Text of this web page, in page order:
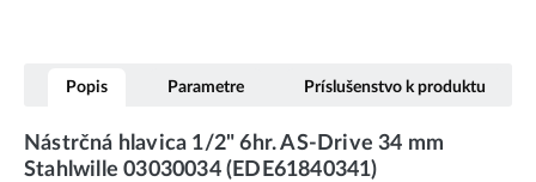
Popis Parametre Príslušenstvo k produktu
Nástrčná hlavica 1/2" 6hr. AS-Drive 34 mm
Stahlwille 03030034 (EDE61840341)